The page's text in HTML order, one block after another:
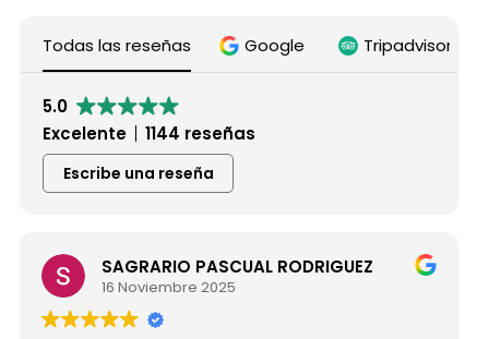
Todas las reseñas Google Tripadvisor
5.0
Excelente
1144 reseñas
Escribe una reseña
SAGRARIO PASCUAL RODRIGUEZ
16 Noviembre 2025